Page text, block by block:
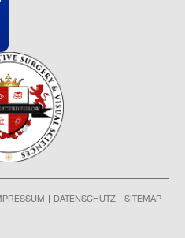
DATENSCHUTZ SITEMAP